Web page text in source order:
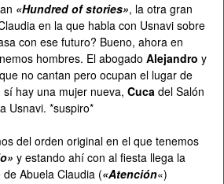
«Hundred of stories», la otra gran
en la que habla con Usnavi sobre
con ese futuro? Bueno, ahora en
hombres. El abogado Alejandro y
no cantan pero ocupan el lugar de
hay una mujer nueva, Cuca del Salón
a Usnavi. *suspiro*
del orden original en el que tenemos
y estando ahí con al fiesta llega la
Abuela Claudia («Atención«)